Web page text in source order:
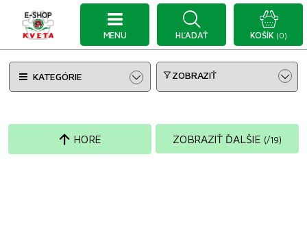
MENU HĽADAŤ KOŠÍK (0)
KATEGÓRIE ZOBRAZIŤ
ZOBRAZIŤ ĎALŠIE (/19)
HORE